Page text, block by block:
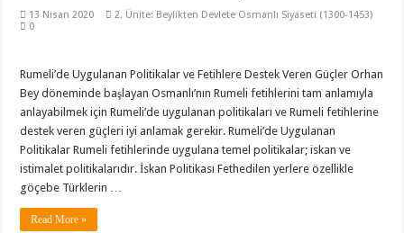
13 Nisan 2020
2. Ünite: Beylikten Devlete Osmanlı Siyaseti (1300-1453)
0
Rumeli’de Uygulanan Politikalar ve Fetihlere Destek Veren Güçler Orhan
Bey döneminde başlayan Osmanlı’nın Rumeli fetihlerini tam anlamıyla
anlayabilmek için Rumeli’de uygulanan politikaları ve Rumeli fetihlerine
destek veren güçleri iyi anlamak gerekir. Rumeli’de Uygulanan
Politikalar Rumeli fetihlerinde uygulana temel politikalar; iskan ve
istimalet politikalarıdır. İskan Politikası Fethedilen yerlere özellikle
göçebe Türklerin …
Read More »